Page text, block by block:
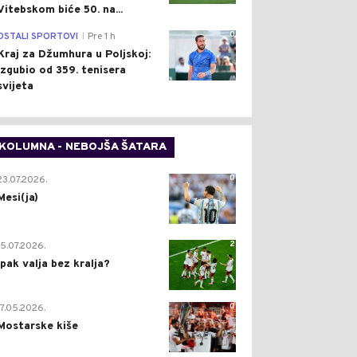
biće 50. na...
0
SPORTOVI Pre 1 h
za Džumhura u Poljskoj:
od 359. tenisera
KOLUMNA - NEBOJŠA ŠATARA
0
2
valja bez kralja?
0
kiše